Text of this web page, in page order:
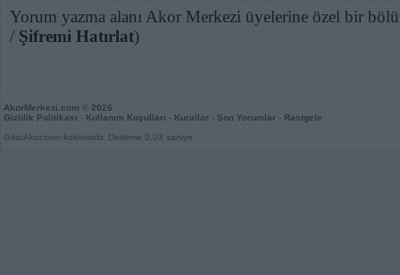
Yorum yazma alanı Akor Merkezi üyelerine özel bir
/ Şifremi Hatırlat)
AkorMerkezi.com © 2026
Gizlilik Politikası - Kullanım Koşulları - Kurallar - Son Yorumlar - Rastgele
GitarAkor.com kolonisidir. Derleme 0,03 saniye.